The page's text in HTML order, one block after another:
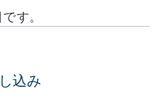
す。
込み